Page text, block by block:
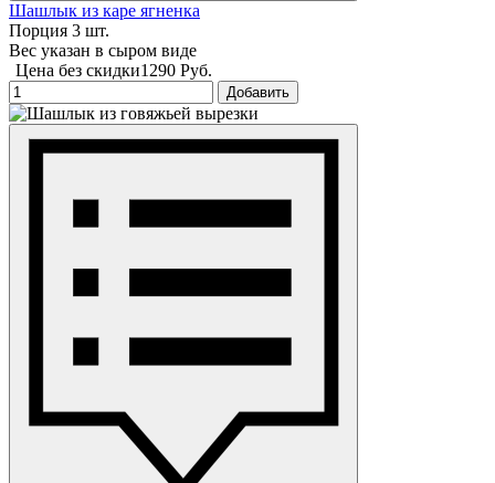
Шашлык из каре ягненка
Порция 3 шт.
Вес указан в сыром виде
Цена без скидки1290 Руб.
Добавить